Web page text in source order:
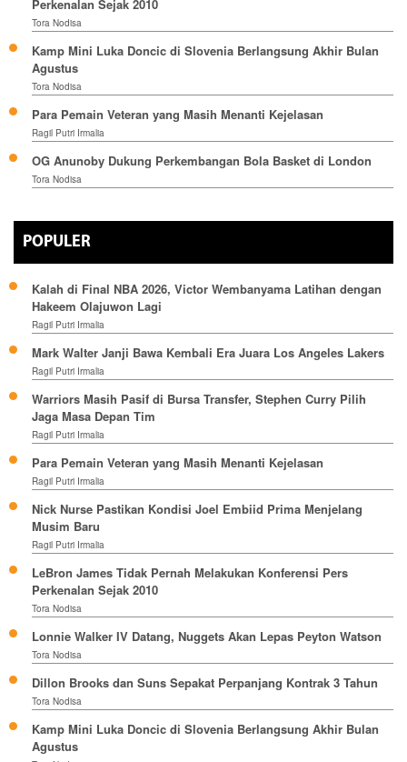
Perkenalan Sejak 2010
Tora Nodisa
Kamp Mini Luka Doncic di Slovenia Berlangsung Akhir Bulan
Agustus
Tora Nodisa
Para Pemain Veteran yang Masih Menanti Kejelasan
Ragil Putri Irmalia
OG Anunoby Dukung Perkembangan Bola Basket di London
Tora Nodisa
POPULER
Kalah di Final NBA 2026, Victor Wembanyama Latihan dengan
Hakeem Olajuwon Lagi
Ragil Putri Irmalia
Mark Walter Janji Bawa Kembali Era Juara Los Angeles Lakers
Ragil Putri Irmalia
Warriors Masih Pasif di Bursa Transfer, Stephen Curry Pilih
Jaga Masa Depan Tim
Ragil Putri Irmalia
Para Pemain Veteran yang Masih Menanti Kejelasan
Ragil Putri Irmalia
Nick Nurse Pastikan Kondisi Joel Embiid Prima Menjelang
Musim Baru
Ragil Putri Irmalia
LeBron James Tidak Pernah Melakukan Konferensi Pers
Perkenalan Sejak 2010
Tora Nodisa
Lonnie Walker IV Datang, Nuggets Akan Lepas Peyton Watson
Tora Nodisa
Dillon Brooks dan Suns Sepakat Perpanjang Kontrak 3 Tahun
Tora Nodisa
Kamp Mini Luka Doncic di Slovenia Berlangsung Akhir Bulan
Agustus